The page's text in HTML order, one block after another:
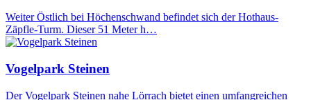
Weiter Östlich bei Höchenschwand befindet sich der Hothaus-
Zäpfle-Turm. Dieser 51 Meter h…
Vogelpark Steinen
Der Vogelpark Steinen nahe Lörrach bietet einen umfangreichen